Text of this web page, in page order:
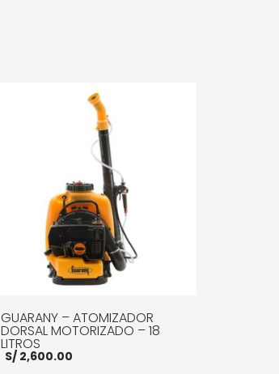
GUARANY – ATOMIZADOR
DORSAL MOTORIZADO – 18
LITROS
S/2,600.00